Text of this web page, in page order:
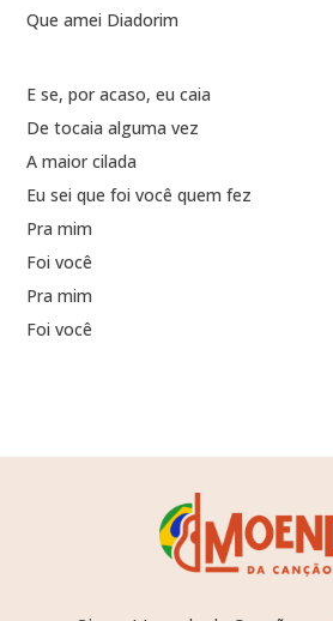
Que amei Diadorim
E se, por acaso, eu caia
De tocaia alguma vez
A maior cilada
Eu sei que foi você quem fez
Pra mim
Foi você
Pra mim
Foi você